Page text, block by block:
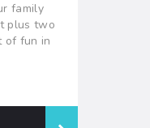
family
plus two
of fun in